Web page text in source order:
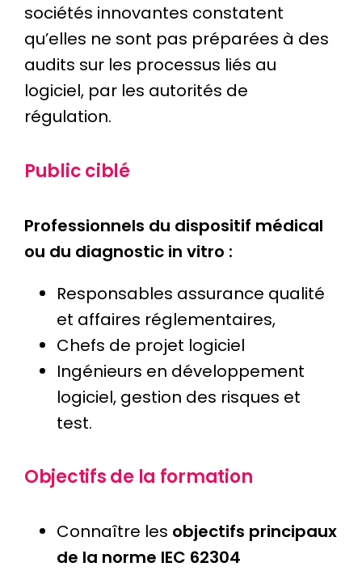
sociétés innovantes constatent
qu’elles ne sont pas préparées à des
audits sur les processus liés au
logiciel, par les autorités de
régulation.
Public ciblé
Professionnels du dispositif médical
ou du diagnostic in vitro :
Responsables assurance qualité
et affaires réglementaires,
Chefs de projet logiciel
Ingénieurs en développement
logiciel, gestion des risques et
test.
Objectifs de la formation
Connaître les objectifs principaux
de la norme IEC 62304